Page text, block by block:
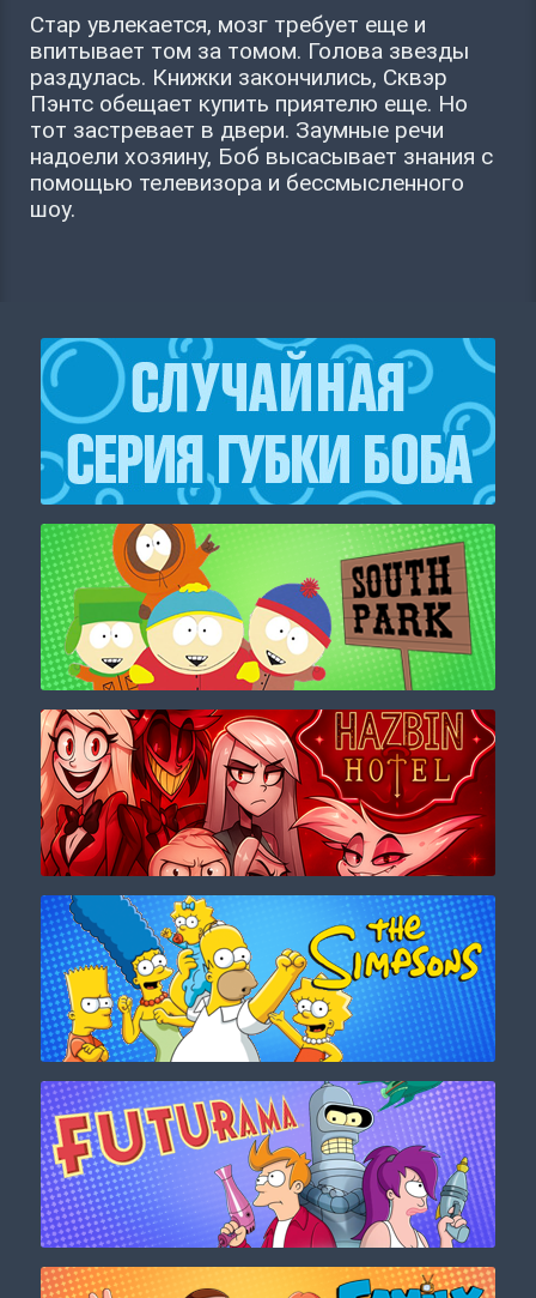
Стар увлекается, мозг требует еще и
впитывает том за томом. Голова звезды
раздулась. Книжки закончились, Сквэр
Пэнтс обещает купить приятелю еще. Но
тот застревает в двери. Заумные речи
надоели хозяину, Боб высасывает знания с
помощью телевизора и бессмысленного
шоу.